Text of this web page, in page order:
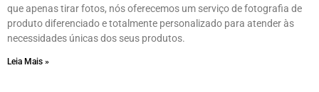
que apenas tirar fotos, nós oferecemos um serviço de fotografia de
produto diferenciado e totalmente personalizado para atender às
necessidades únicas dos seus produtos.
Leia Mais »